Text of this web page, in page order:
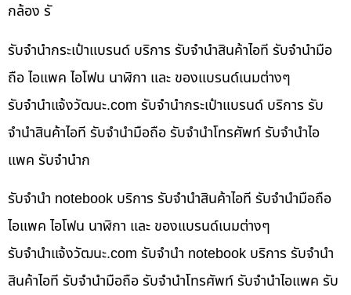
กล้อง รั
รับจำนำกระเป๋าแบรนด์ บริการ รับจำนำสินค้าไอที รับจำนำมือ
ถือ ไอแพค ไอโฟน นาฬิกา และ ของแบรนด์เนมต่างๆ
รับจํานําแจ้งวัฒนะ.com รับจำนำกระเป๋าแบรนด์ บริการ รับ
จำนำสินค้าไอที รับจำนำมือถือ รับจำนำโทรศัพท์ รับจำนำไอ
แพค รับจำนำก
รับจำนำ notebook บริการ รับจำนำสินค้าไอที รับจำนำมือถือ
ไอแพค ไอโฟน นาฬิกา และ ของแบรนด์เนมต่างๆ
รับจํานําแจ้งวัฒนะ.com รับจำนำ notebook บริการ รับจำนำ
สินค้าไอที รับจำนำมือถือ รับจำนำโทรศัพท์ รับจำนำไอแพค รับ